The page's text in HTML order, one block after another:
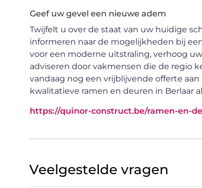
Geef uw gevel een nieuwe adem
Twijfelt u over de staat van uw huidige
informeren naar de mogelijkheden bij
voor een moderne uitstraling, verhoog
adviseren door vakmensen die de regio
vandaag nog een vrijblijvende offerte
kwalitatieve ramen en deuren in Berlaar
https://quinor-construct.be/ramen-en-
Veelgestelde vragen